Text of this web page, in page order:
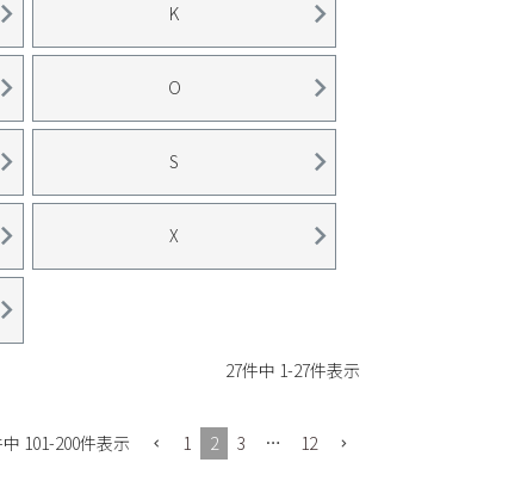
K
O
S
X
27件中 1-27件表示
101-200件表示 1 2 3 … 12